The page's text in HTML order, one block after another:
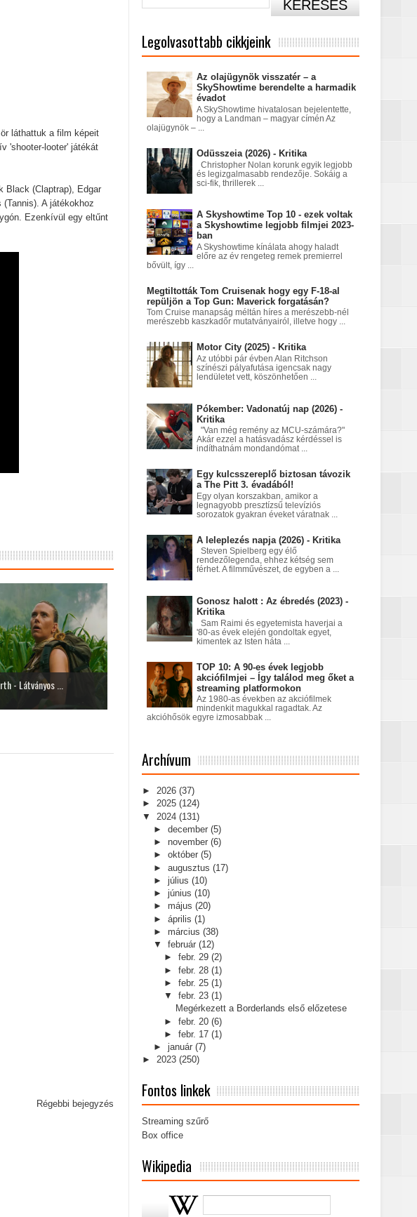
is benne van
a The Madison című sorozatban
univerzumból
istenekkel folytatódna tovább?
mégis úgy hat, mint egy Netflix‑fantasy
láthattuk a film képeit
'shooter-looter' játékát
Black (Claptrap), Edgar
A játékokhoz
Ezenkívül egy eltűnt
- Látványos ...
Régebbi bejegyzés
Legolvasottabb cikkjeink
Az olajügynök visszatér – a
SkyShowtime berendelte a harmadik
évadot
A SkyShowtime hivatalosan bejelentette,
hogy a Landman – magyar címén Az
olajügynök – ...
Odüsszeia (2026) - Kritika
Christopher Nolan korunk egyik legjobb
és legizgalmasabb rendezője. Sokáig a
sci-fik, thrillerek ...
A Skyshowtime Top 10 - ezek voltak
a Skyshowtime legjobb filmjei 2023-
ban
A Skyshowtime kínálata ahogy haladt
előre az év rengeteg remek premierrel
bővült, így ...
Megtiltották Tom Cruisenak hogy egy F-18-al
repüljön a Top Gun: Maverick forgatásán?
Tom Cruise manapság méltán híres a merészebb-nél
merészebb kaszkadőr mutatványairól, illetve hogy ...
Motor City (2025) - Kritika
Az utóbbi pár évben Alan Ritchson
színészi pályafutása igencsak nagy
lendületet vett, köszönhetően ...
Pókember: Vadonatúj nap (2026) -
Kritika
"Van még remény az MCU-számára?"
Akár ezzel a hatásvadász kérdéssel is
indíthatnám mondandómat ...
Egy kulcsszereplő biztosan távozik
a The Pitt 3. évadából!
Egy olyan korszakban, amikor a
legnagyobb presztízsű televíziós
sorozatok gyakran éveket váratnak ...
A leleplezés napja (2026) - Kritika
Steven Spielberg egy élő
rendezőlegenda, ehhez kétség sem
férhet. A filmművészet, de egyben a ...
Gonosz halott : Az ébredés (2023) -
Kritika
Sam Raimi és egyetemista haverjai a
'80-as évek elején gondoltak egyet,
kimentek az Isten háta ...
TOP 10: A 90-es évek legjobb
akciófilmjei – Így találod meg őket a
streaming platformokon
Az 1980-as években az akciófilmek
mindenkit magukkal ragadtak. Az
akcióhősök egyre izmosabbak ...
Archívum
► 2026 (37)
► 2025 (124)
▼ 2024 (131)
► december (5)
► november (6)
► október (5)
► augusztus (17)
► július (10)
► június (10)
► május (20)
► április (1)
► március (38)
▼ február (12)
►febr. 29(2)
►febr. 28(1)
►febr. 25(1)
▼febr. 23(1)
Megérkezett a Borderlands első előzetese
►febr. 20(6)
►febr. 17(1)
► január (7)
► 2023 (250)
Fontos linkek
Streaming szűrő
Box office
Wikipedia